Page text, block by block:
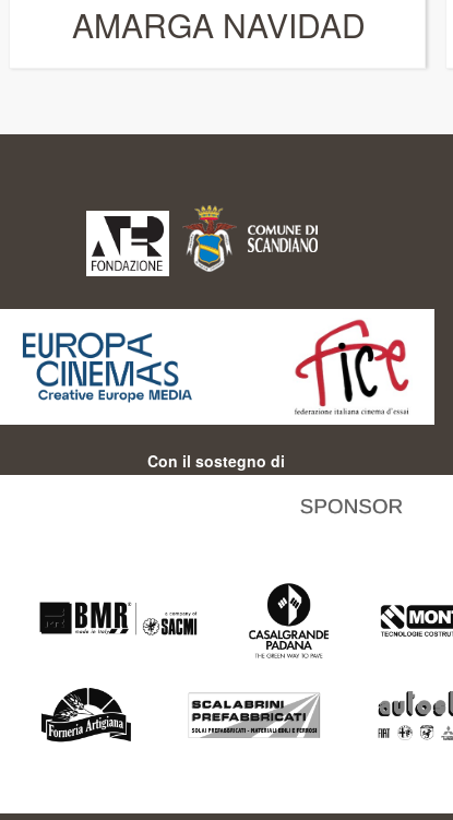
AMARGA NAVIDAD
Con il sostegno di